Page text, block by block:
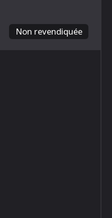
Non revendiquée